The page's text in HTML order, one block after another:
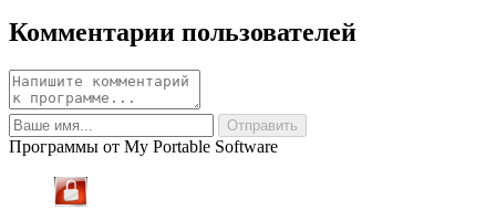
Комментарии пользователей
Программы от My Portable Software